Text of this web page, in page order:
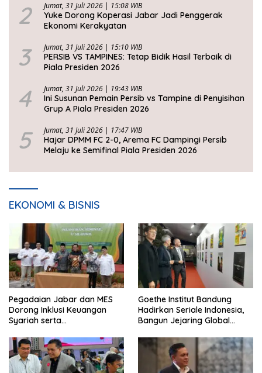
2 Jumat, 31 Juli 2026 | 15:08 WIB
Yuke Dorong Koperasi Jabar Jadi Penggerak
Ekonomi Kerakyatan
3 Jumat, 31 Juli 2026 | 15:10 WIB
PERSIB VS TAMPINES: Tetap Bidik Hasil Terbaik di
Piala Presiden 2026
4 Jumat, 31 Juli 2026 | 19:43 WIB
Ini Susunan Pemain Persib vs Tampine di Penyisihan
Grup A Piala Presiden 2026
5 Jumat, 31 Juli 2026 | 17:47 WIB
Hajar DPMM FC 2-0, Arema FC Dampingi Persib
Melaju ke Semifinal Piala Presiden 2026
EKONOMI & BISNIS
Pegadaian Jabar dan MES
Dorong Inklusi Keuangan
Syariah serta
Goethe Institut Bandung
Hadirkan Seriale Indonesia,
Bangun Jejaring Global